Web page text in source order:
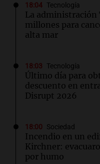
18:04 Tecnología
La administración
millones para
alta mar
18:03 Tecnología
Último día para
descuento en
Disrupt 2026
18:00 Sociedad
Incendio en un
Kirchner:
por humo